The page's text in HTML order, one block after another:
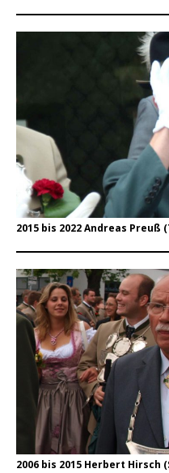
2015 bis 2022 Andreas Preuß
2006 bis 2015 Herbert Hirsch